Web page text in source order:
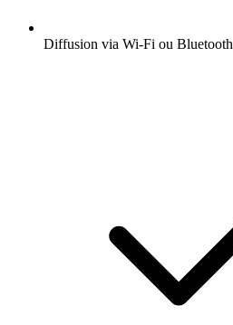
Diffusion via Wi-Fi ou Bluetooth